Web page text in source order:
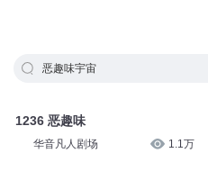
恶趣味宇宙
1236 恶趣味
华音凡人剧场 1.1万